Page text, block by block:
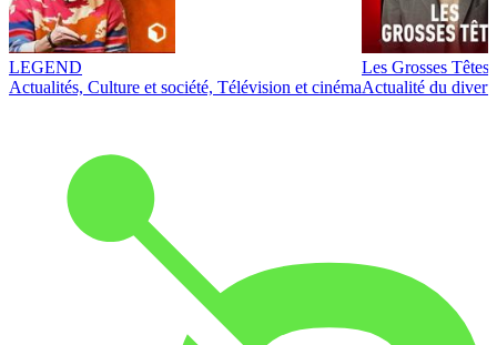
LEGEND
Actualités, Culture et société, Télévision et cinéma
Les Grosses Têtes
Actualité du